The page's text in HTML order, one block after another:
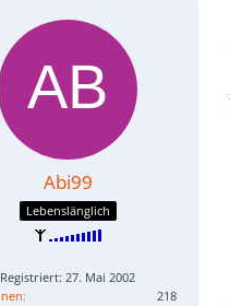
Abi99
Lebenslänglich
Registriert: 27. Mai 2002
218